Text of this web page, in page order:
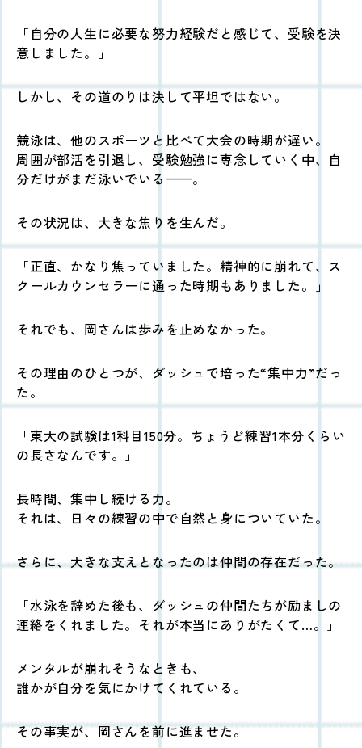
「自分の人生に必要な努力経験だと感じて、受験を決
意しました。」
しかし、その道のりは決して平坦ではない。
競泳は、他のスポーツと比べて大会の時期が遅い。
周囲が部活を引退し、受験勉強に専念していく中、自
分だけがまだ泳いでいる——。
その状況は、大きな焦りを生んだ。
「正直、かなり焦っていました。精神的に崩れて、ス
クールカウンセラーに通った時期もありました。」
それでも、岡さんは歩みを止めなかった。
その理由のひとつが、ダッシュで培った“集中力”だっ
た。
「東大の試験は1科目150分。ちょうど練習1本分くらい
の長さなんです。」
長時間、集中し続ける力。
それは、日々の練習の中で自然と身についていた。
さらに、大きな支えとなったのは仲間の存在だった。
「水泳を辞めた後も、ダッシュの仲間たちが励ましの
連絡をくれました。それが本当にありがたくて…。」
メンタルが崩れそうなときも、
誰かが自分を気にかけてくれている。
その事実が、岡さんを前に進ませた。